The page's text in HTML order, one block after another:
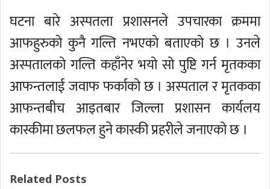
घटना बारे अस्पतला प्रशासनले उपचारका क्रममा
आफहुरुको कुनै गल्ति नभएको बताएको छ । उनले
अस्पतालको गल्ति कहाँनेर भयो सो पुष्टि गर्न मृतकका
आफन्तलाई जवाफ फर्काको छ । अस्पताल र मृतकका
आफन्तबीच आइतबार जिल्ला प्रशासन कार्यलय
कास्कीमा छलफल हुने कास्की प्रहरीले जनाएको छ ।
Related Posts